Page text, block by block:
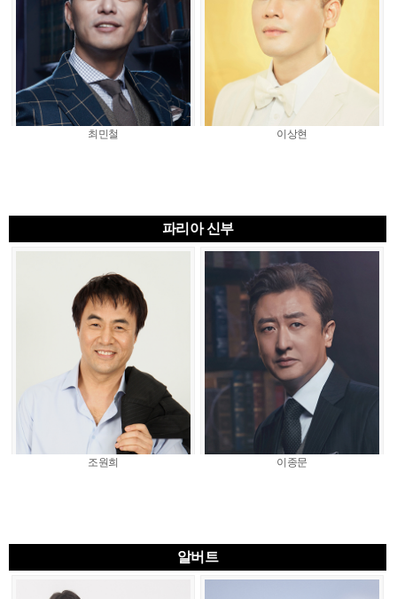
최민철 이상현
파리아 신부
조원희 이종문
알버트